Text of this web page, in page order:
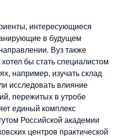
интересующиеся
в будущем
Вуз также
бы стать специалистом
например, изучать склад
исследовать влияние
пережитых в утробе
единый комплекс
Российской академии
центров практической